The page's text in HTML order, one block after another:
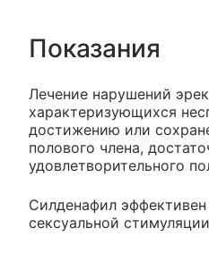
Показания
Лечение нарушений
характеризующихся
достижению или
полового члена,
удовлетворительного
Силденафил
сексуальной